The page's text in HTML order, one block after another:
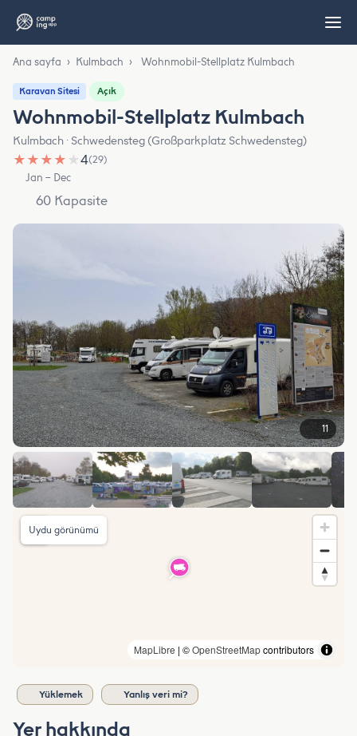
Ana sayfa › Kulmbach › Wohnmobil-Stellplatz Kulmbach
Karavan Sitesi Açık
Wohnmobil-Stellplatz Kulmbach
Kulmbach · Schwedensteg (Großparkplatz Schwedensteg)
★ ★ ★ ★ ★4(29)
Jan – Dec
60 Kapasite
11
MapLibre | ©OpenStreetMapcontributors
Uydu görünümü
Yüklemek Yanlış veri mi?
Yer hakkında